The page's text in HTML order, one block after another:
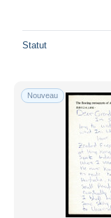
Statut
Nouveau